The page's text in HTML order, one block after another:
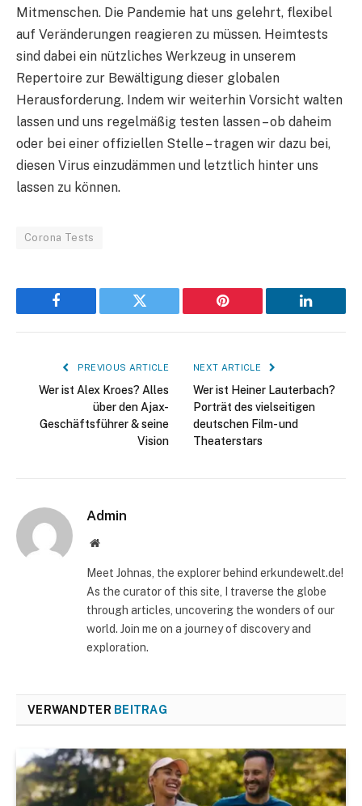
Mitmenschen. Die Pandemie hat uns gelehrt, flexibel
auf Veränderungen reagieren zu müssen. Heimtests
sind dabei ein nützliches Werkzeug in unserem
Repertoire zur Bewältigung dieser globalen
Herausforderung. Indem wir weiterhin Vorsicht walten
lassen und uns regelmäßig testen lassen – ob daheim
oder bei einer offiziellen Stelle – tragen wir dazu bei,
diesen Virus einzudämmen und letztlich hinter uns
lassen zu können.
Corona Tests
Facebook Twitter Pinterest LinkedIn
PREVIOUS ARTICLE
Wer ist Alex Kroes? Alles
über den Ajax-
Geschäftsführer & seine
Vision
NEXT ARTICLE
Wer ist Heiner Lauterbach?
Porträt des vielseitigen
deutschen Film- und
Theaterstars
Admin
Website
Meet Johnas, the explorer behind erkundewelt.de!
As the curator of this site, I traverse the globe
through articles, uncovering the wonders of our
world. Join me on a journey of discovery and
exploration.
VERWANDTER BEITRAG